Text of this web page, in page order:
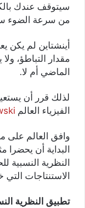
سيتوقف عندك
من سرعة الضوء
أينشتاين لم يكن
مقدار التباطؤ،
الماضي أم لا.
لذلك قرر أن
الفيزياء العالم
وافق العالم على
البداية أن يحضرا
النظرية النسبية
الاستنتاجات التي
تطبيق النظرية